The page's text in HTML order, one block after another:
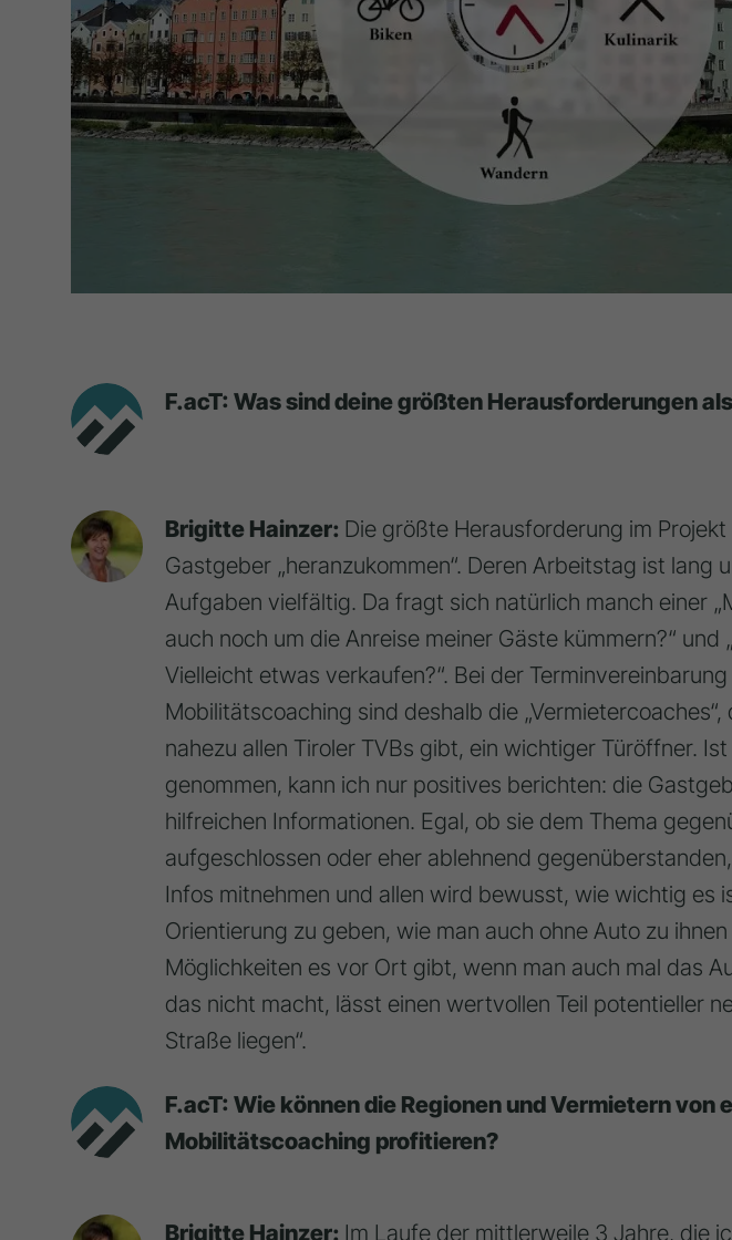
F.acT: Was sind deine größten Herausforderungen
Brigitte Hainzer: Die größte Herausforderung im Projekt
Gastgeber „heranzukommen“. Deren Arbeitstag ist lang
Aufgaben vielfältig. Da fragt sich natürlich manch einer
auch noch um die Anreise meiner Gäste kümmern?“ und
Vielleicht etwas verkaufen?“. Bei der
Mobilitätscoaching sind deshalb die
nahezu allen Tiroler TVBs gibt, ein wichtiger Türöffner.
genommen, kann ich nur positives berichten: die
hilfreichen Informationen. Egal, ob sie dem Thema
aufgeschlossen oder eher ablehnend
Infos mitnehmen und allen wird bewusst, wie wichtig es
Orientierung zu geben, wie man auch ohne Auto zu
Möglichkeiten es vor Ort gibt, wenn man auch mal das
das nicht macht, lässt einen wertvollen Teil potentieller
Straße liegen“.
F.acT: Wie können die Regionen und Vermietern von
Mobilitätscoaching profitieren?
Brigitte Hainzer: Im Laufe der mittlerweile 3 Jahre, die